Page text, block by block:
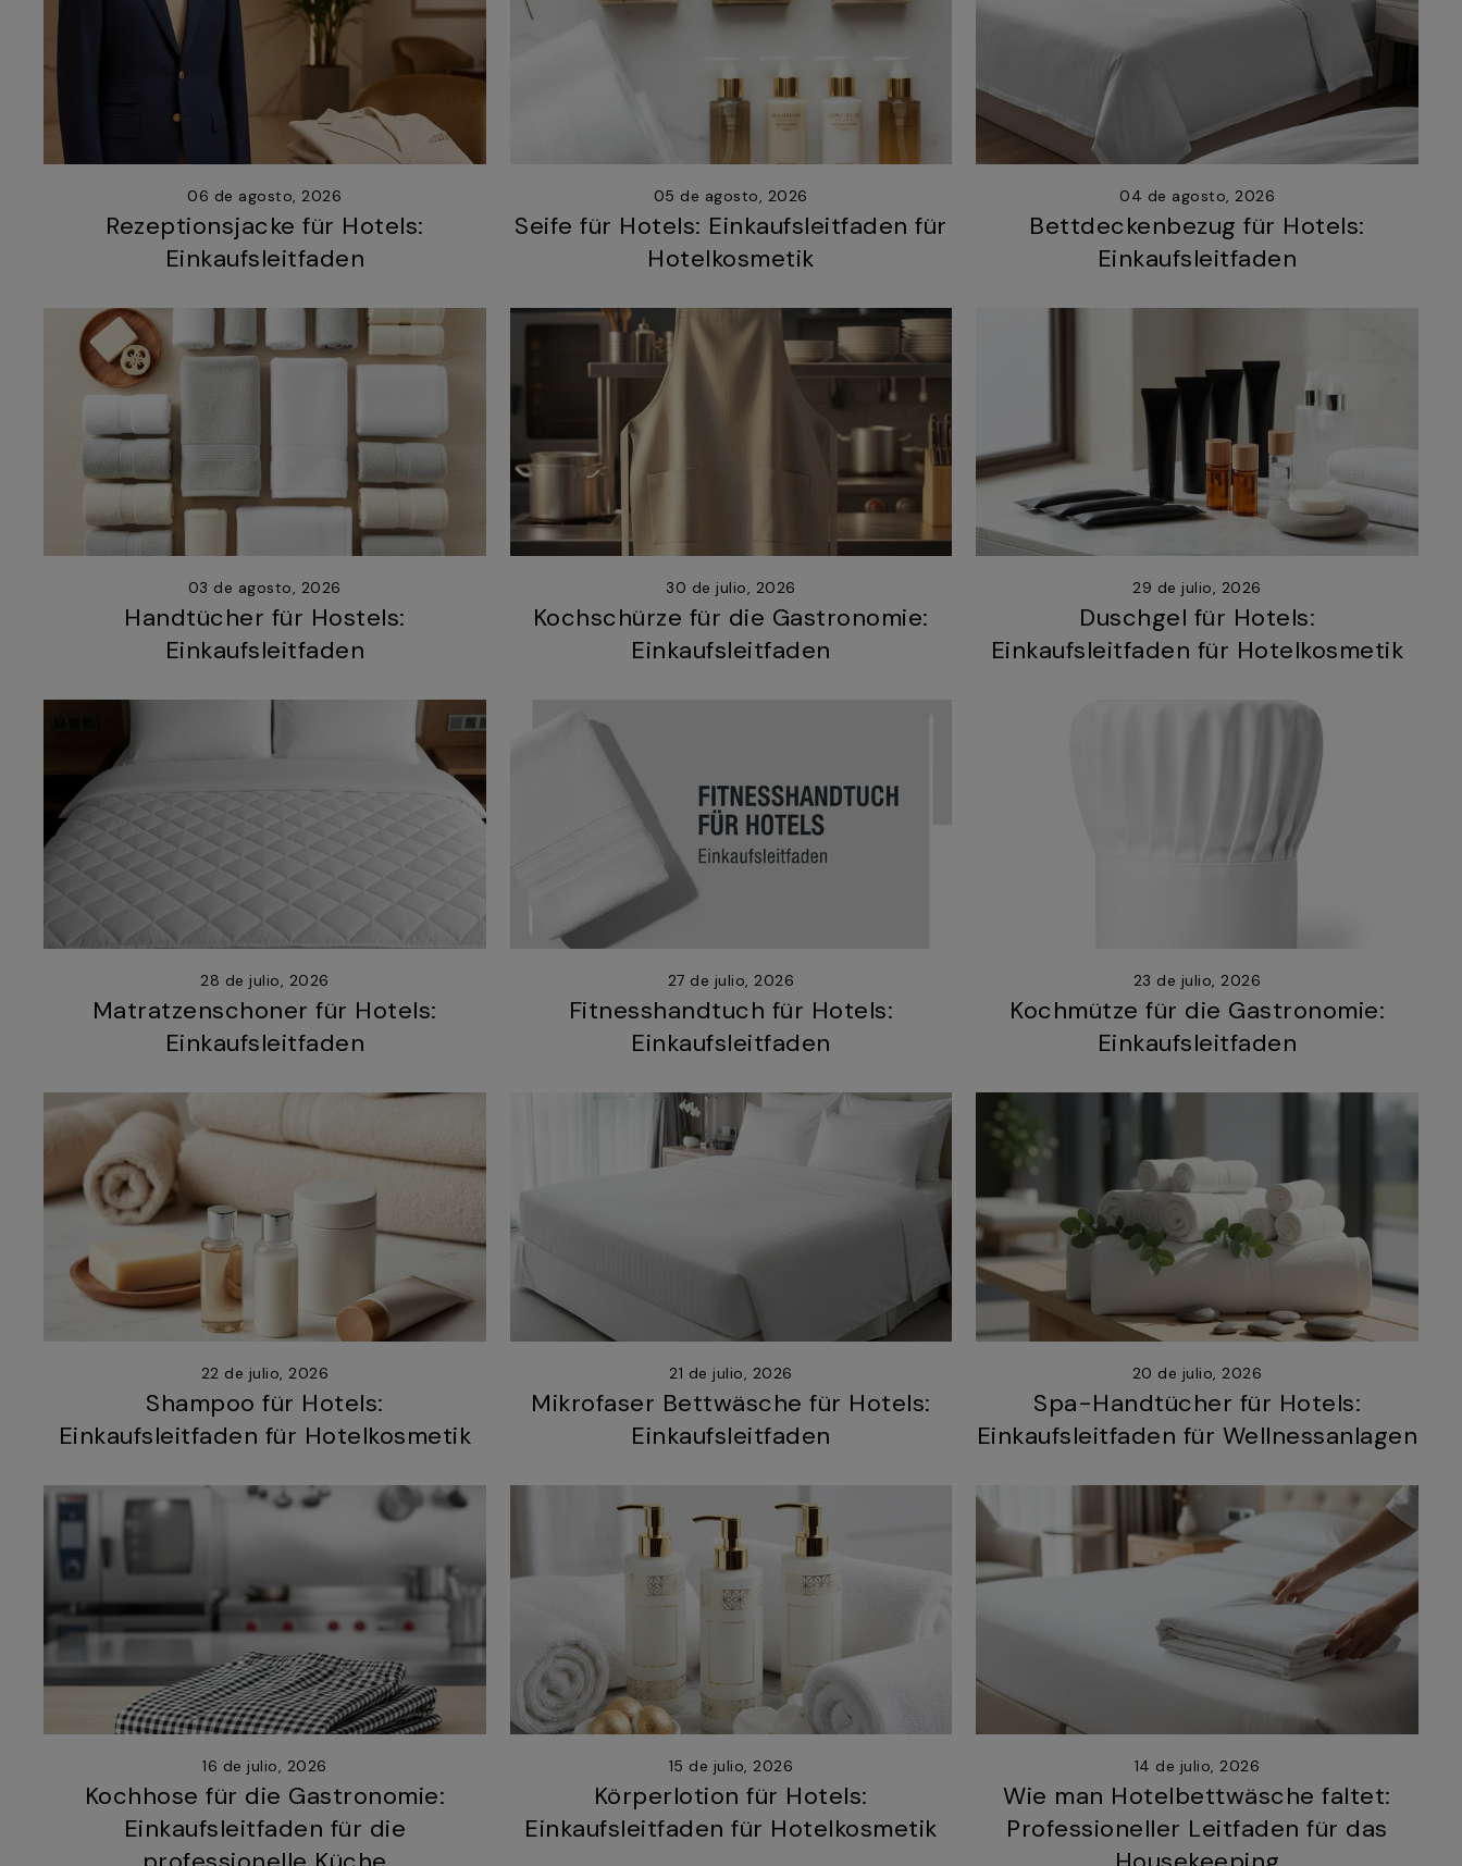
06 de agosto, 2026
Rezeptionsjacke für Hotels:
Einkaufsleitfaden
05 de agosto, 2026
Seife für Hotels: Einkaufsleitfaden für
Hotelkosmetik
04 de agosto, 2026
Bettdeckenbezug für Hotels:
Einkaufsleitfaden
03 de agosto, 2026
Handtücher für Hostels:
Einkaufsleitfaden
30 de julio, 2026
Kochschürze für die Gastronomie:
Einkaufsleitfaden
29 de julio, 2026
Duschgel für Hotels:
Einkaufsleitfaden für Hotelkosmetik
28 de julio, 2026
Matratzenschoner für Hotels:
Einkaufsleitfaden
27 de julio, 2026
Fitnesshandtuch für Hotels:
Einkaufsleitfaden
23 de julio, 2026
Kochmütze für die Gastronomie:
Einkaufsleitfaden
22 de julio, 2026
Shampoo für Hotels:
Einkaufsleitfaden für Hotelkosmetik
21 de julio, 2026
Mikrofaser Bettwäsche für Hotels:
Einkaufsleitfaden
20 de julio, 2026
Spa-Handtücher für Hotels:
Einkaufsleitfaden für Wellnessanlagen
16 de julio, 2026
Kochhose für die Gastronomie:
Einkaufsleitfaden für die
15 de julio, 2026
Körperlotion für Hotels:
Einkaufsleitfaden für Hotelkosmetik
14 de julio, 2026
Wie man Hotelbettwäsche faltet:
Professioneller Leitfaden für das